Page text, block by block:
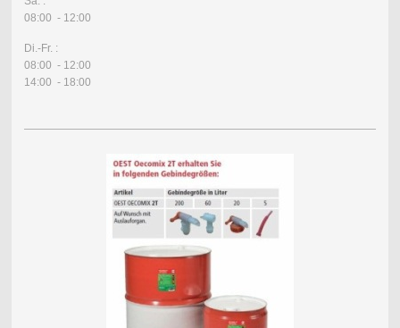
08:00 - 12:00
Di.-Fr. :
08:00 - 12:00
14:00 - 18:00